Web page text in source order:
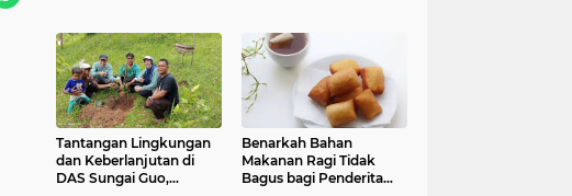
Tantangan Lingkungan
dan Keberlanjutan di
DAS Sungai Guo,
Benarkah Bahan
Makanan Ragi Tidak
Bagus bagi Penderita